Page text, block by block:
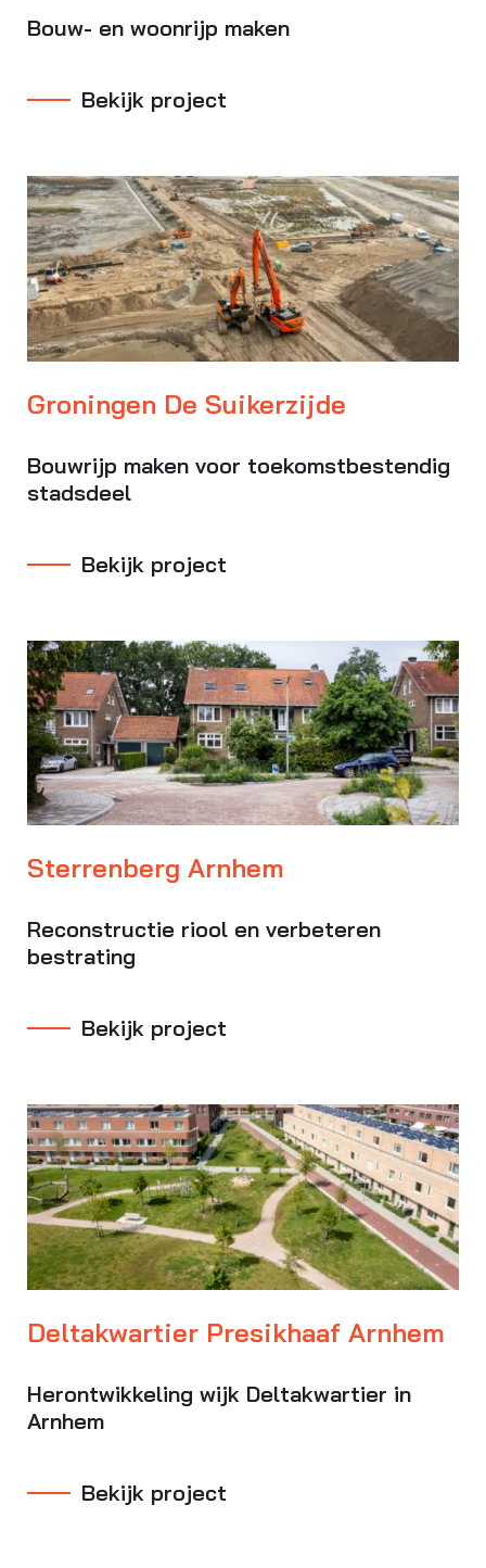
Bouw- en woonrijp maken
Bekijk project
Groningen De Suikerzijde
Bouwrijp maken voor toekomstbestendig
stadsdeel
Bekijk project
Sterrenberg Arnhem
Reconstructie riool en verbeteren
bestrating
Bekijk project
Deltakwartier Presikhaaf Arnhem
Herontwikkeling wijk Deltakwartier in
Arnhem
Bekijk project